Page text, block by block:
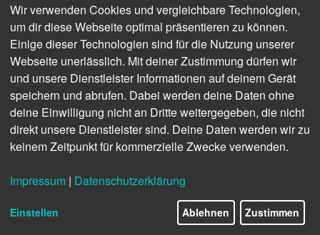
Wir verwenden Cookies und vergleichbare Technologien,
um dir diese Webseite optimal präsentieren zu können.
Einige dieser Technologien sind für die Nutzung unserer
Webseite unerlässlich. Mit deiner Zustimmung dürfen wir
und unsere Dienstleister Informationen auf deinem Gerät
speichern und abrufen. Dabei werden deine Daten ohne
deine Einwilligung nicht an Dritte weitergegeben, die nicht
direkt unsere Dienstleister sind. Deine Daten werden wir zu
keinem Zeitpunkt für kommerzielle Zwecke verwenden.
Impressum | Datenschutzerklärung
Einstellen Ablehnen Zustimmen